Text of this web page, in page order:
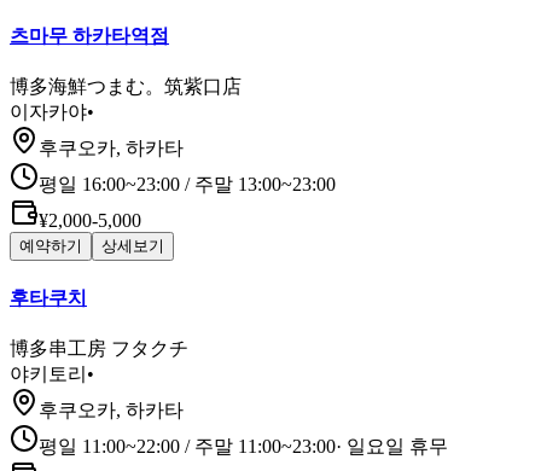
츠마무 하카타역점
博多海鮮つまむ。筑紫口店
이자카야•
후쿠오카, 하카타
평일 16:00~23:00 / 주말 13:00~23:00
¥2,000-5,000
예약하기 상세보기
후타쿠치
博多串工房 フタクチ
야키토리 •
후쿠오카, 하카타
평일 11:00~22:00 / 주말 11:00~23:00· 일요일 휴무